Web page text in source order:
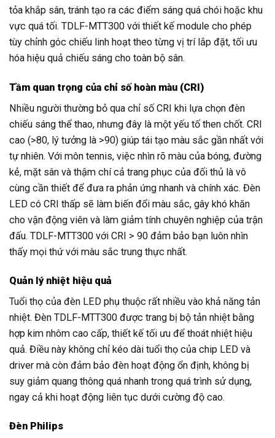
tỏa khắp sân, tránh tạo ra các điểm sáng quá chói hoặc khu
vực quá tối. TDLF-MTT300 với thiết kế module cho phép
tùy chỉnh góc chiếu linh hoạt theo từng vị trí lắp đặt, tối ưu
hóa hiệu quả chiếu sáng cho toàn bộ sân.
Tầm quan trọng của chỉ số hoàn màu (CRI)
Nhiều người thường bỏ qua chỉ số CRI khi lựa chọn đèn
chiếu sáng thể thao, nhưng đây là một yếu tố then chốt. CRI
cao (>80, lý tưởng là >90) giúp tái tạo màu sắc gần nhất với
tự nhiên. Với môn tennis, việc nhìn rõ màu của bóng, đường
kẻ, mặt sân và thậm chí cả trang phục của đối thủ là vô
cùng cần thiết để đưa ra phản ứng nhanh và chính xác. Đèn
LED có CRI thấp sẽ làm biến đổi màu sắc, gây khó khăn
cho vận động viên và làm giảm tính chuyên nghiệp của trận
đấu. TDLF-MTT300 với CRI > 90 đảm bảo bạn luôn nhìn
thấy mọi thứ với màu sắc trung thực nhất.
Quản lý nhiệt hiệu quả
Tuổi thọ của đèn LED phụ thuộc rất nhiều vào khả năng tản
nhiệt. Đèn TDLF-MTT300 được trang bị bộ tản nhiệt bằng
hợp kim nhôm cao cấp, thiết kế tối ưu để thoát nhiệt hiệu
quả. Điều này không chỉ kéo dài tuổi thọ của chip LED và
driver mà còn đảm bảo đèn hoạt động ổn định, không bị
suy giảm quang thông quá nhanh trong quá trình sử dụng,
ngay cả khi hoạt động liên tục dưới cường độ cao.
Đèn Philips